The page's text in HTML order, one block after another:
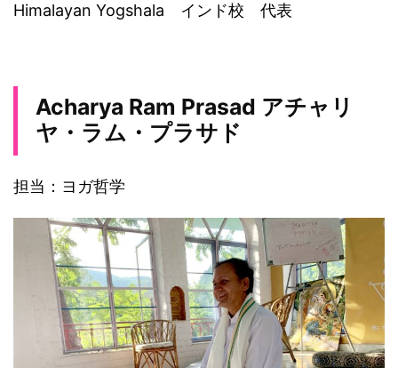
Himalayan Yogshala インド校 代表
Acharya Ram Prasad アチャリ
ヤ・ラム・プラサド
担当：ヨガ哲学